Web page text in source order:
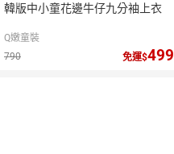
韓版中小童花邊牛仔九分袖上衣
Q嫩童裝
790
免運 499